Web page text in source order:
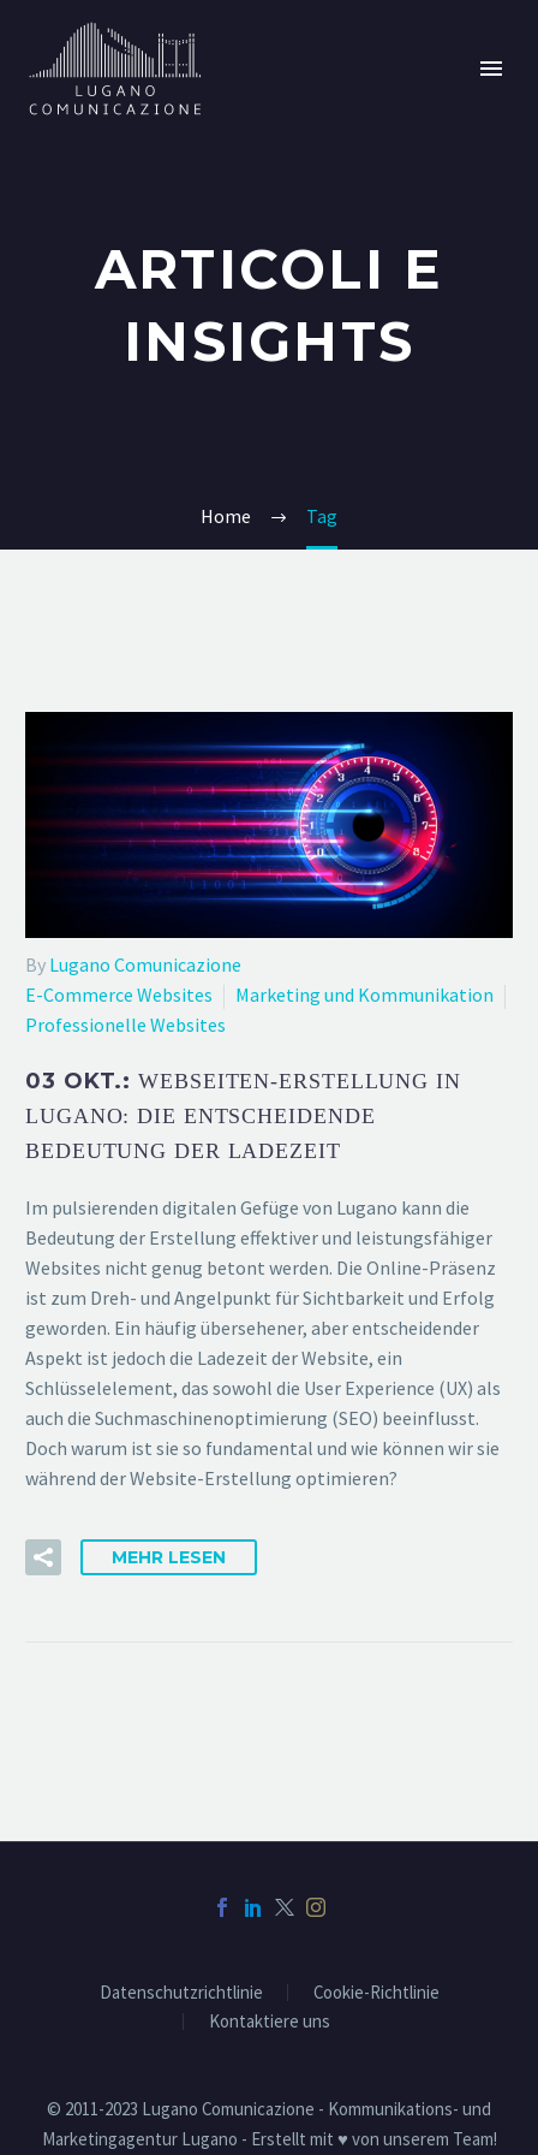
ARTICOLI E
INSIGHTS
Home Tag
By Lugano Comunicazione
E-Commerce Websites
Marketing und Kommunikation
Professionelle Websites
03 OKT.:WEBSEITEN-ERSTELLUNG IN
LUGANO: DIE ENTSCHEIDENDE
BEDEUTUNG DER LADEZEIT
Im pulsierenden digitalen Gefüge von Lugano kann die
Bedeutung der Erstellung effektiver und leistungsfähiger
Websites nicht genug betont werden. Die Online-Präsenz
ist zum Dreh- und Angelpunkt für Sichtbarkeit und Erfolg
geworden. Ein häufig übersehener, aber entscheidender
Aspekt ist jedoch die Ladezeit der Website, ein
Schlüsselelement, das sowohl die User Experience (UX) als
auch die Suchmaschinenoptimierung (SEO) beeinflusst.
Doch warum ist sie so fundamental und wie können wir sie
während der Website-Erstellung optimieren?
MEHR LESEN
Datenschutzrichtlinie
Cookie-Richtlinie
Kontaktiere uns
© 2011-2023 Lugano Comunicazione - Kommunikations- und
Marketingagentur Lugano - Erstellt mit ♥ von unserem Team!